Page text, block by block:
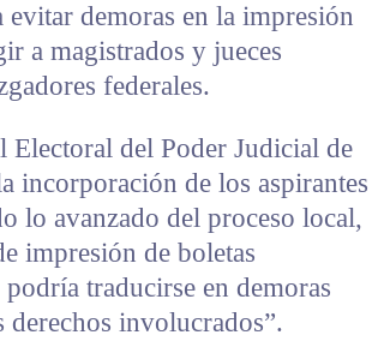
evitar demoras en la impresión
a magistrados y jueces
federales.
del Poder Judicial de
incorporación de los aspirantes
lo avanzado del proceso local,
impresión de boletas
traducirse en demoras
derechos involucrados”.